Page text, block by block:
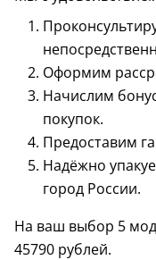
Оформим
Начислим
покупок.
Предоставим
Надёжно
город России.
На ваш выбор 5
45790 рублей.